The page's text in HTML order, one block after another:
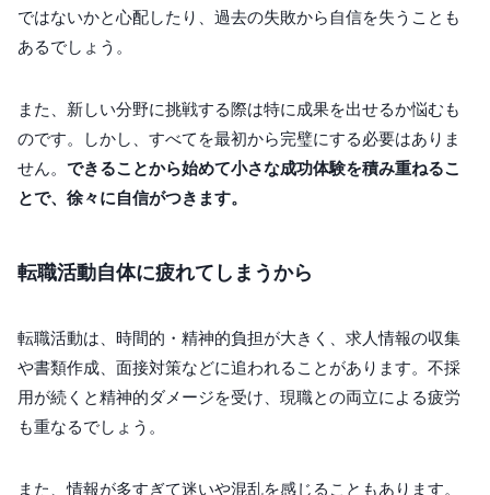
ではないかと心配したり、過去の失敗から自信を失うことも
あるでしょう。
また、新しい分野に挑戦する際は特に成果を出せるか悩むも
のです。しかし、すべてを最初から完璧にする必要はありま
せん。 できることから始めて小さな成功体験を積み重ねるこ
とで、徐々に自信がつきます。
転職活動自体に疲れてしまうから
転職活動は、時間的・精神的負担が大きく、求人情報の収集
や書類作成、面接対策などに追われることがあります。不採
用が続くと精神的ダメージを受け、現職との両立による疲労
も重なるでしょう。
また、情報が多すぎて迷いや混乱を感じることもあります。